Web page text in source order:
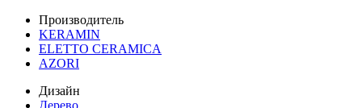
Производитель
KERAMIN
ELETTO CERAMICA
AZORI
Дизайн
Дерево